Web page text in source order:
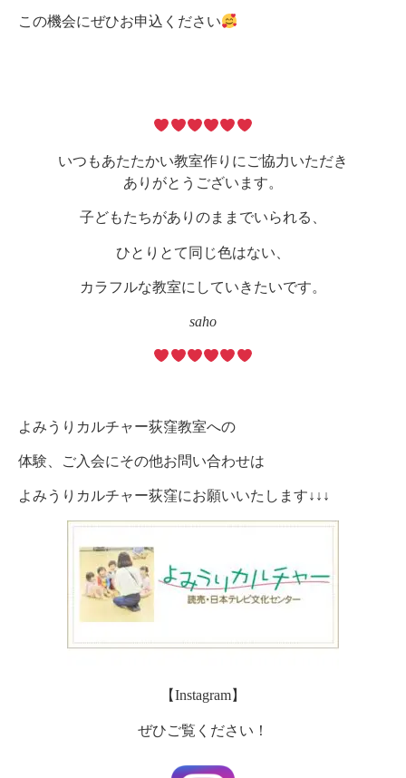
この機会にぜひお申込ください
いつもあたたかい教室作りにご協力いただき
ありがとうございます。
子どもたちがありのままでいられる、
ひとりとて同じ色はない、
カラフルな教室にしていきたいです。
saho
よみうりカルチャー荻窪教室への
体験、ご入会にその他お問い合わせは
よみうりカルチャー荻窪にお願いいたします↓↓↓
【Instagram】
ぜひご覧ください！